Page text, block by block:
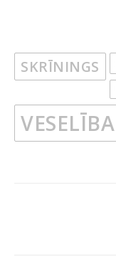
SKRĪNINGS
VESELĪBA